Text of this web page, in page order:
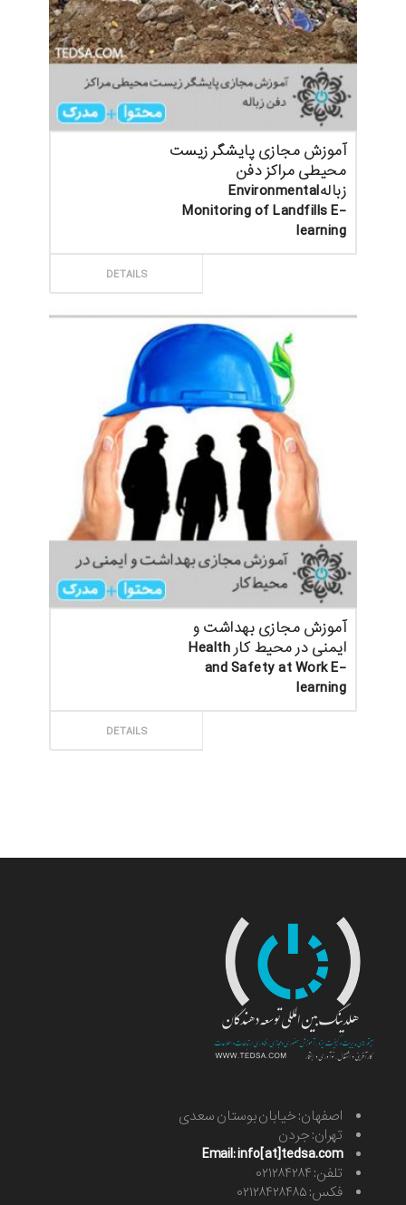
آموزش مجازی پایشگر زیست
محیطی مراکز دفن
زبالهEnvironmental
Monitoring of Landfills E-
learning
DETAILS
آموزش مجازی بهداشت و
ایمنی در محیط کار Health
and Safety at Work E-
learning
DETAILS
اصفهان: خیابان بوستان سعدی
تهران: جردن
Email: info[at]tedsa.com
تلفن: ۰۲۱۲۸۴۲۸۴
فکس: ۰۲۱۲۸۴۲۸۴۸۵